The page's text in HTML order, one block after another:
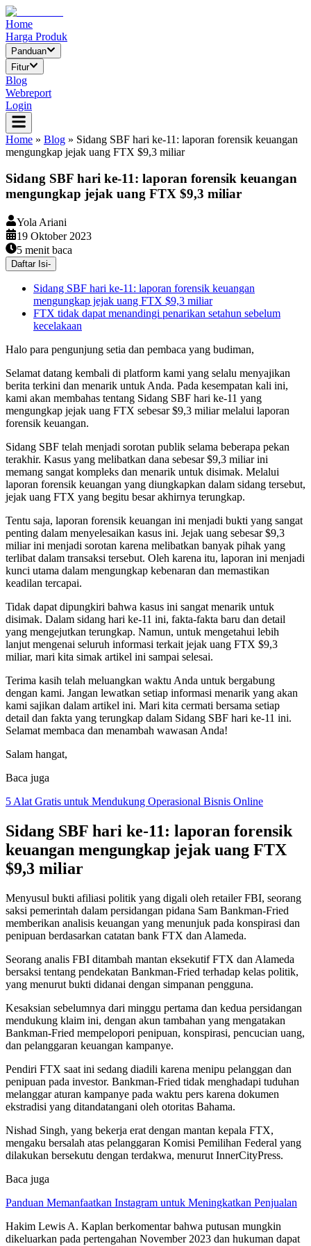
Home
Harga Produk
Panduan
Fitur
Blog
Webreport
Login
Home » Blog » Sidang SBF hari ke-11: laporan forensik keuangan
mengungkap jejak uang FTX $9,3 miliar
Sidang SBF hari ke-11: laporan forensik keuangan
mengungkap jejak uang FTX $9,3 miliar
Yola Ariani
19 Oktober 2023
5 menit baca
Daftar Isi-
Sidang SBF hari ke-11: laporan forensik keuangan
mengungkap jejak uang FTX $9,3 miliar
FTX tidak dapat menandingi penarikan setahun sebelum
kecelakaan
Halo para pengunjung setia dan pembaca yang budiman,
Selamat datang kembali di platform kami yang selalu menyajikan
berita terkini dan menarik untuk Anda. Pada kesempatan kali ini,
kami akan membahas tentang Sidang SBF hari ke-11 yang
mengungkap jejak uang FTX sebesar $9,3 miliar melalui laporan
forensik keuangan.
Sidang SBF telah menjadi sorotan publik selama beberapa pekan
terakhir. Kasus yang melibatkan dana sebesar $9,3 miliar ini
memang sangat kompleks dan menarik untuk disimak. Melalui
laporan forensik keuangan yang diungkapkan dalam sidang tersebut,
jejak uang FTX yang begitu besar akhirnya terungkap.
Tentu saja, laporan forensik keuangan ini menjadi bukti yang sangat
penting dalam menyelesaikan kasus ini. Jejak uang sebesar $9,3
miliar ini menjadi sorotan karena melibatkan banyak pihak yang
terlibat dalam transaksi tersebut. Oleh karena itu, laporan ini menjadi
kunci utama dalam mengungkap kebenaran dan memastikan
keadilan tercapai.
Tidak dapat dipungkiri bahwa kasus ini sangat menarik untuk
disimak. Dalam sidang hari ke-11 ini, fakta-fakta baru dan detail
yang mengejutkan terungkap. Namun, untuk mengetahui lebih
lanjut mengenai seluruh informasi terkait jejak uang FTX $9,3
miliar, mari kita simak artikel ini sampai selesai.
Terima kasih telah meluangkan waktu Anda untuk bergabung
dengan kami. Jangan lewatkan setiap informasi menarik yang akan
kami sajikan dalam artikel ini. Mari kita cermati bersama setiap
detail dan fakta yang terungkap dalam Sidang SBF hari ke-11 ini.
Selamat membaca dan menambah wawasan Anda!
Salam hangat,
Baca juga
5 Alat Gratis untuk Mendukung Operasional Bisnis Online
Sidang SBF hari ke-11: laporan forensik
keuangan mengungkap jejak uang FTX
$9,3 miliar
Menyusul bukti afiliasi politik yang digali oleh retailer FBI, seorang
saksi pemerintah dalam persidangan pidana Sam Bankman-Fried
memberikan analisis keuangan yang menunjuk pada konspirasi dan
penipuan berdasarkan catatan bank FTX dan Alameda.
Seorang analis FBI ditambah mantan eksekutif FTX dan Alameda
bersaksi tentang pendekatan Bankman-Fried terhadap kelas politik,
yang menurut bukti didanai dengan simpanan pengguna.
Kesaksian sebelumnya dari minggu pertama dan kedua persidangan
mendukung klaim ini, dengan akun tambahan yang mengatakan
Bankman-Fried mempelopori penipuan, konspirasi, pencucian uang,
dan pelanggaran keuangan kampanye.
Pendiri FTX saat ini sedang diadili karena menipu pelanggan dan
penipuan pada investor. Bankman-Fried tidak menghadapi tuduhan
melanggar aturan kampanye pada waktu pers karena dokumen
ekstradisi yang ditandatangani oleh otoritas Bahama.
Nishad Singh, yang bekerja erat dengan mantan kepala FTX,
mengaku bersalah atas pelanggaran Komisi Pemilihan Federal yang
dilakukan bersekutu dengan terdakwa, menurut InnerCityPress.
Baca juga
Panduan Memanfaatkan Instagram untuk Meningkatkan Penjualan
Hakim Lewis A. Kaplan berkomentar bahwa putusan mungkin
dikeluarkan pada pertengahan November 2023 dan hukuman dapat